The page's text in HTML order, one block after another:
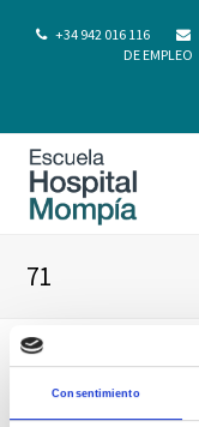
Consentimiento
+34 942 016 116
DE EMPLEO
71